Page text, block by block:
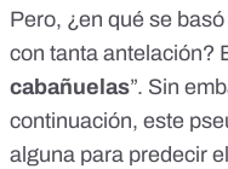
Pero, ¿en qué se
con tanta antelación?
cabañuelas”. Sin
continuación, este
alguna para predecir